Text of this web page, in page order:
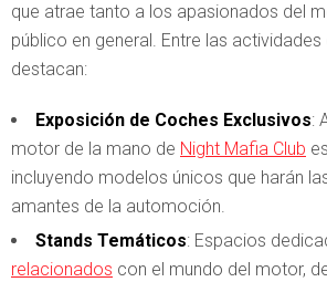
que atrae tanto a los apasionados del
público en general. Entre las
destacan:
Exposición de Coches Exclusivos:
motor de la mano de Night Mafia Club
incluyendo modelos únicos que harán
amantes de la automoción.
Stands Temáticos: Espacios
relacionados con el mundo del motor,